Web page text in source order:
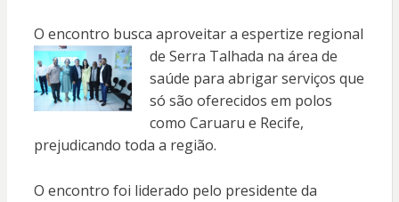
O encontro busca aproveitar a espertize regional
de Serra Talhada na área de
saúde para abrigar serviços que
só são oferecidos em polos
como Caruaru e Recife,
prejudicando toda a região.
O encontro foi liderado pelo presidente da